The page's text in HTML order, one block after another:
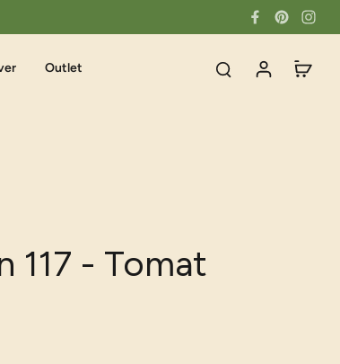
Outlet
117 - Tomat